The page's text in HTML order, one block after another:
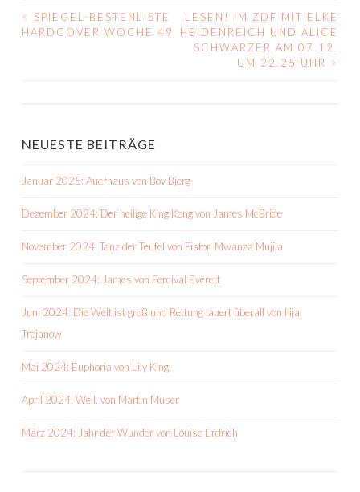
BEITRAGS-
<
SPIEGEL-BESTENLISTE
HARDCOVER WOCHE 49
LESEN! IM ZDF MIT ELKE
HEIDENREICH UND ALICE
SCHWARZER AM 07.12.
UM 22.25 UHR
>
NEUESTE BEITRÄGE
Januar 2025: Auerhaus von Bov Bjerg
Dezember 2024: Der heilige King Kong von James McBride
November 2024: Tanz der Teufel von Fiston Mwanza Mujila
September 2024: James von Percival Everett
Juni 2024: Die Welt ist groß und Rettung lauert überall von Ilija
Trojanow
Mai 2024: Euphoria von Lily King
April 2024: Weil. von Martin Muser
März 2024: Jahr der Wunder von Louise Erdrich